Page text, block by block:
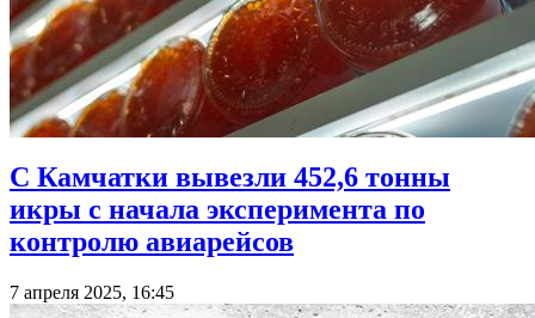
С Камчатки вывезли 452,6 тонны
икры с начала эксперимента по
контролю авиарейсов
7 апреля 2025, 16:45